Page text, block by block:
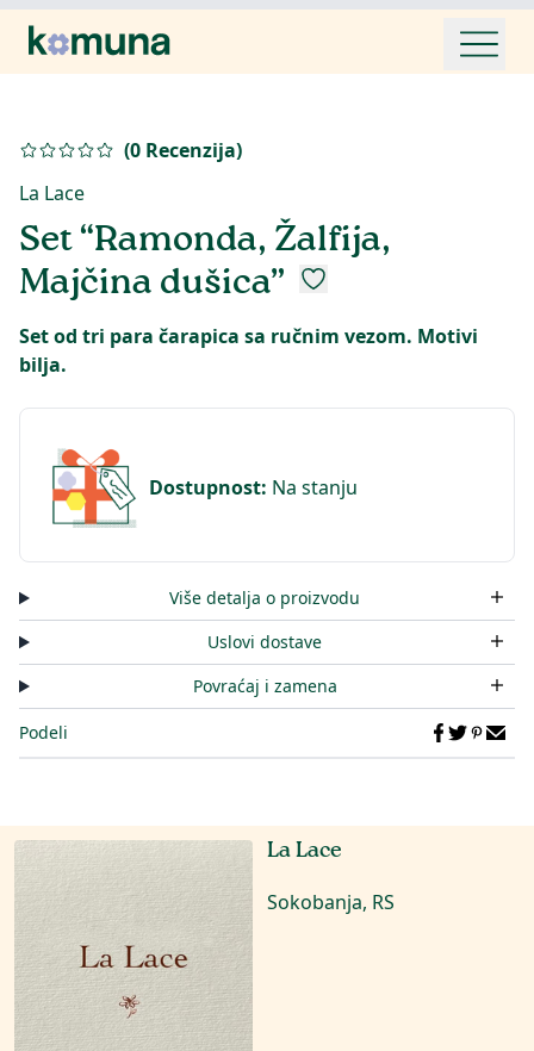
(0 Recenzija)
La Lace
Set “Ramonda, Žalfija,
Majčina dušica”
Set od tri para čarapica sa ručnim vezom. Motivi
bilja.
Dostupnost: Na stanju
Više detalja o proizvodu
Uslovi dostave
Povraćaj i zamena
Podeli
La Lace
Sokobanja, RS